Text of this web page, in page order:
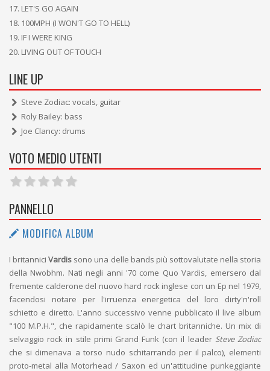
LET'S GO AGAIN
100MPH (I WON'T GO TO HELL)
IF I WERE KING
LIVING OUT OF TOUCH
LINE UP
Steve Zodiac: vocals, guitar
Roly Bailey: bass
Joe Clancy: drums
VOTO MEDIO UTENTI
PANNELLO
MODIFICA ALBUM
I britanniciVardis sono una delle bands più sottovalutate nella storia
della Nwobhm. Nati negli anni '70 come Quo Vardis, emersero dal
fremente calderone del nuovo hard rock inglese con un Ep nel 1979,
facendosi notare per l'irruenza energetica del loro dirty'n'roll
schietto e diretto. L'anno successivo venne pubblicato il live album
"100 M.P.H.", che rapidamente scalò le chart britanniche. Un mix di
selvaggio rock in stile primi Grand Funk (con il leader Steve Zodiac
che si dimenava a torso nudo schitarrando per il palco), elementi
proto-metal alla Motorhead / Saxon ed un'attitudine punkeggiante